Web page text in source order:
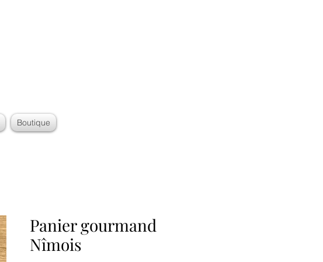
Boutique
Panier gourmand
Nîmois